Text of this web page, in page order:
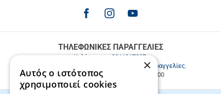
άνω
ΤΗΛΕΦΩΝΙΚΕΣ ΠΑΡΑΓΓΕΛΙΕΣ
Καλέστε μας2811217297.
Εξυπηρέτηση πελατών & τηλεφωνικές παραγγελίες.
Δευ. - Παρ. 9:00-17:00, Σάβ. 9:00-15:00
×
Αυτός ο ιστότοπος
χρησιμοποιεί cookies